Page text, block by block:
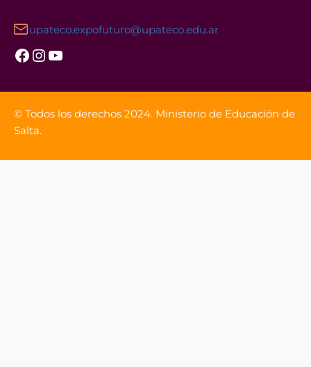
upateco.expofuturo@upateco.edu.ar
Facebook InstagramYouTube
© Todos los derechos 2024. Ministerio de Educación de
Salta.